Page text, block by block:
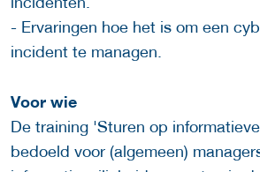
- Ervaringen hoe het is om een
incident te managen.
Voor wie
De training 'Sturen op
bedoeld voor (algemeen)